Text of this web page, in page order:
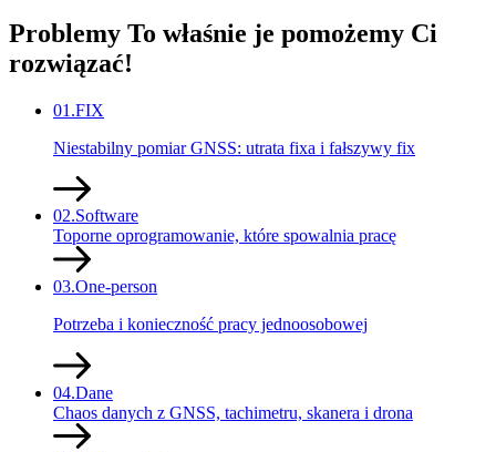
Problemy To właśnie je pomożemy Ci
rozwiązać!
01.FIX
Niestabilny pomiar GNSS: utrata fixa i fałszywy fix
02.Software
Toporne oprogramowanie, które spowalnia pracę
03.One-person
Potrzeba i konieczność pracy jednoosobowej
04.Dane
Chaos danych z GNSS, tachimetru, skanera i drona